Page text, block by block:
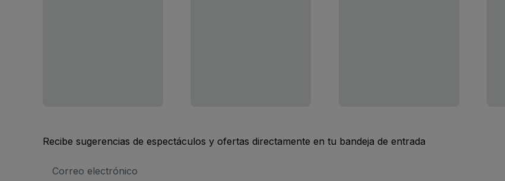
Recibe sugerencias de espectáculos y ofertas directamente en tu bandeja de entrada
de